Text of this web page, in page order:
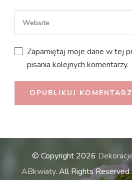
Zapamiętaj moje dane w tej
pisania kolejnych komentarzy.
© Copyright 2026
ABkwiaty. All Rights